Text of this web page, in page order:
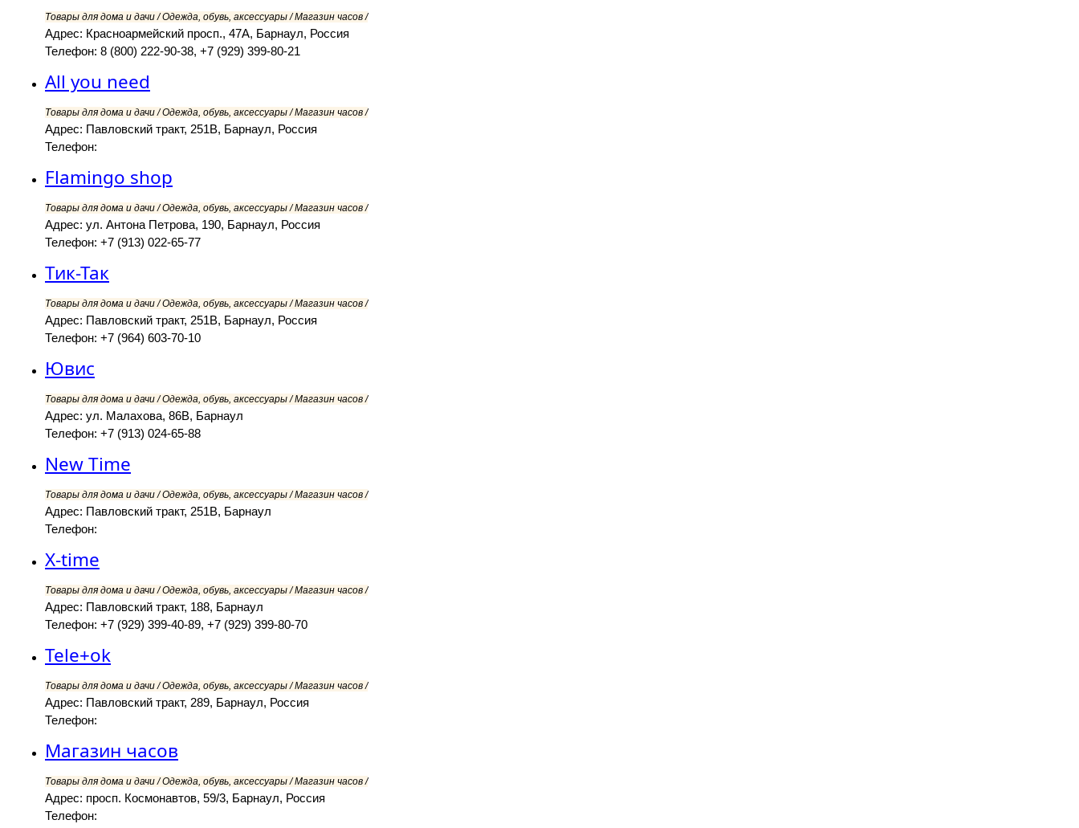
Товары для дома и дачи / Одежда, обувь, аксессуары / Магазин часов /
Адрес: Красноармейский просп., 47А, Барнаул, Россия
Телефон: 8 (800) 222-90-38, +7 (929) 399-80-21
All you need
Товары для дома и дачи / Одежда, обувь, аксессуары / Магазин часов /
Адрес: Павловский тракт, 251В, Барнаул, Россия
Телефон:
Flamingo shop
Товары для дома и дачи / Одежда, обувь, аксессуары / Магазин часов /
Адрес: ул. Антона Петрова, 190, Барнаул, Россия
Телефон: +7 (913) 022-65-77
Тик-Так
Товары для дома и дачи / Одежда, обувь, аксессуары / Магазин часов /
Адрес: Павловский тракт, 251В, Барнаул, Россия
Телефон: +7 (964) 603-70-10
Ювис
Товары для дома и дачи / Одежда, обувь, аксессуары / Магазин часов /
Адрес: ул. Малахова, 86В, Барнаул
Телефон: +7 (913) 024-65-88
New Time
Товары для дома и дачи / Одежда, обувь, аксессуары / Магазин часов /
Адрес: Павловский тракт, 251В, Барнаул
Телефон:
X-time
Товары для дома и дачи / Одежда, обувь, аксессуары / Магазин часов /
Адрес: Павловский тракт, 188, Барнаул
Телефон: +7 (929) 399-40-89, +7 (929) 399-80-70
Tele+ok
Товары для дома и дачи / Одежда, обувь, аксессуары / Магазин часов /
Адрес: Павловский тракт, 289, Барнаул, Россия
Телефон:
Магазин часов
Товары для дома и дачи / Одежда, обувь, аксессуары / Магазин часов /
Адрес: просп. Космонавтов, 59/3, Барнаул, Россия
Телефон: